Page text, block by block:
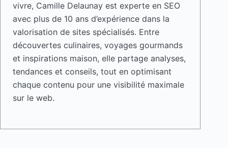
vivre, Camille Delaunay est experte en SEO
avec plus de 10 ans d’expérience dans la
valorisation de sites spécialisés. Entre
découvertes culinaires, voyages gourmands
et inspirations maison, elle partage analyses,
tendances et conseils, tout en optimisant
chaque contenu pour une visibilité maximale
sur le web.